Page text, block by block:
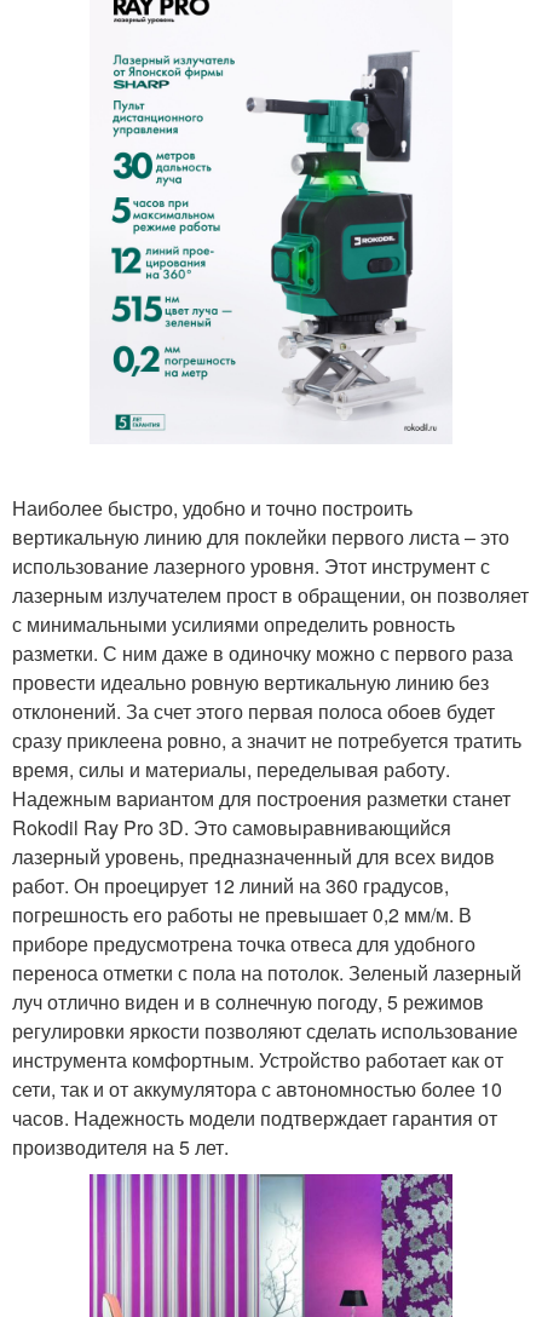
Наиболее быстро, удобно и точно построить
вертикальную линию для поклейки первого листа – это
использование лазерного уровня. Этот инструмент с
лазерным излучателем прост в обращении, он позволяет
с минимальными усилиями определить ровность
разметки. С ним даже в одиночку можно с первого раза
провести идеально ровную вертикальную линию без
отклонений. За счет этого первая полоса обоев будет
сразу приклеена ровно, а значит не потребуется тратить
время, силы и материалы, переделывая работу.
Надежным вариантом для построения разметки станет
Rokodil Ray Pro 3D. Это самовыравнивающийся
лазерный уровень, предназначенный для всех видов
работ. Он проецирует 12 линий на 360 градусов,
погрешность его работы не превышает 0,2 мм/м. В
приборе предусмотрена точка отвеса для удобного
переноса отметки с пола на потолок. Зеленый лазерный
луч отлично виден и в солнечную погоду, 5 режимов
регулировки яркости позволяют сделать использование
инструмента комфортным. Устройство работает как от
сети, так и от аккумулятора с автономностью более 10
часов. Надежность модели подтверждает гарантия от
производителя на 5 лет.